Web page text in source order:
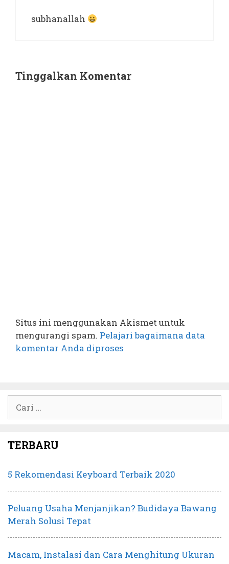
subhanallah
Tinggalkan Komentar
Situs ini menggunakan Akismet untuk
mengurangi spam. Pelajari bagaimana data
komentar Anda diproses
untuk:
TERBARU
5 Rekomendasi Keyboard Terbaik 2020
Peluang Usaha Menjanjikan? Budidaya Bawang
Merah Solusi Tepat
Macam, Instalasi dan Cara Menghitung Ukuran